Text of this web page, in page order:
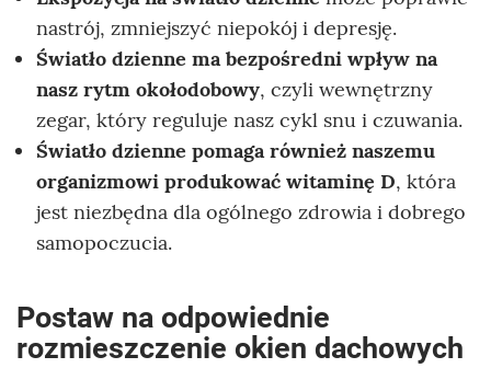
nastrój, zmniejszyć niepokój i depresję.
Światło dzienne ma bezpośredni wpływ na
nasz rytm okołodobowy, czyli wewnętrzny
zegar, który reguluje nasz cykl snu i czuwania.
Światło dzienne pomaga również naszemu
organizmowi produkować witaminę D, która
jest niezbędna dla ogólnego zdrowia i dobrego
samopoczucia.
Postaw na odpowiednie
rozmieszczenie okien dachowych